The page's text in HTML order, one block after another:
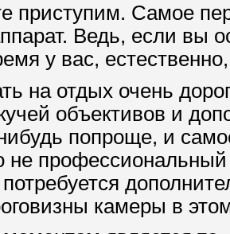
приступим. Самое
Ведь, если вы
у вас,
на отдых очень
объективов и
попроще, и
не
камеры в